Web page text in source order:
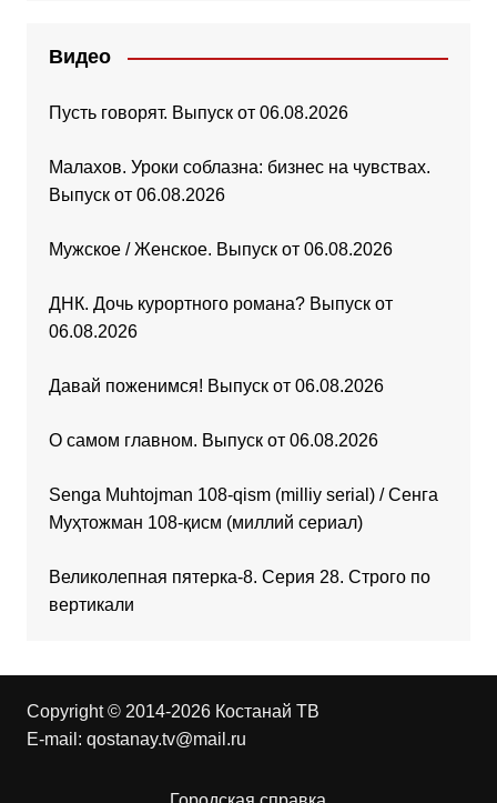
Видео
Пусть говорят. Выпуск от 06.08.2026
Малахов. Уроки соблазна: бизнес на чувствах.
Выпуск от 06.08.2026
Мужское / Женское. Выпуск от 06.08.2026
ДНК. Дочь курортного романа? Выпуск от
06.08.2026
Давай поженимся! Выпуск от 06.08.2026
О самом главном. Выпуск от 06.08.2026
Senga Muhtojman 108-qism (milliy serial) / Сенга
Муҳтожман 108-қисм (миллий сериал)
Великолепная пятерка-8. Серия 28. Строго по
вертикали
Copyright © 2014-2026 Костанай ТВ
E-mail: qostanay.tv@mail.ru